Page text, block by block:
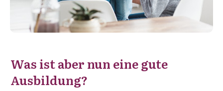
Was ist aber nun eine gute
Ausbildung?